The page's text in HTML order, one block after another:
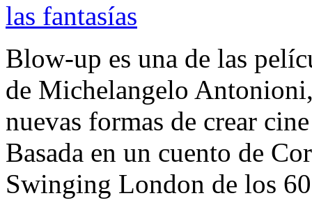
las fantasías
Blow-up es una de las
de Michelangelo
nuevas formas de crear
Basada en un cuento de
Swinging London de los